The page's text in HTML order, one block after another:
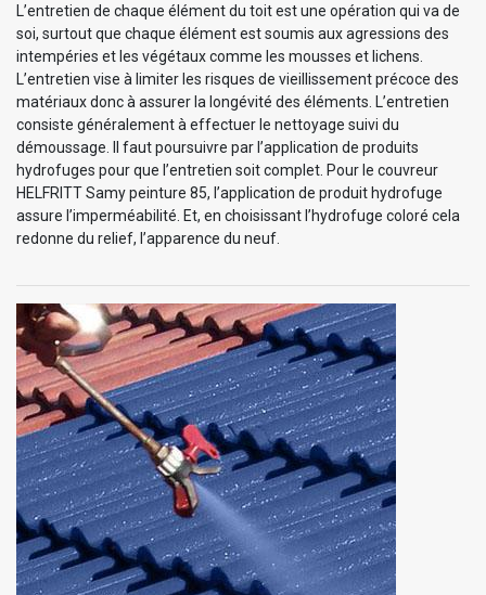
L’entretien de chaque élément du toit est une opération qui va de
soi, surtout que chaque élément est soumis aux agressions des
intempéries et les végétaux comme les mousses et lichens.
L’entretien vise à limiter les risques de vieillissement précoce des
matériaux donc à assurer la longévité des éléments. L’entretien
consiste généralement à effectuer le nettoyage suivi du
démoussage. Il faut poursuivre par l’application de produits
hydrofuges pour que l’entretien soit complet. Pour le couvreur
HELFRITT Samy peinture 85, l’application de produit hydrofuge
assure l’imperméabilité. Et, en choisissant l’hydrofuge coloré cela
redonne du relief, l’apparence du neuf.